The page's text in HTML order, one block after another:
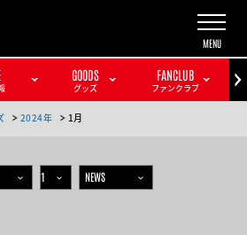
GOODS
グッズ
FANCLUB
ファンクラブ
2024年 1月